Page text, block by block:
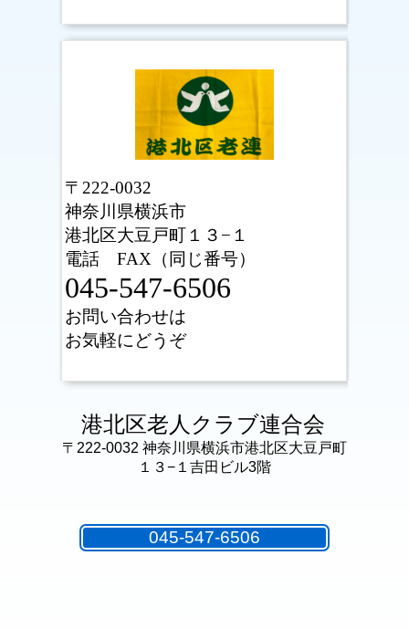
〒222-0032
神奈川県横浜市
港北区大豆戸町１３−１
電話 FAX（同じ番号）
045-547-6506
お問い合わせは
お気軽にどうぞ
港北区老人クラブ連合会
〒222-0032 神奈川県横浜市港北区大豆戸町
１３−１吉田ビル3階
045-547-6506